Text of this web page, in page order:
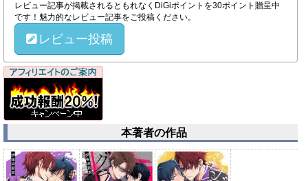
レビュー記事が掲載されるともれなくDiGiポイントを30ポイント贈呈中
です！魅力的なレビュー記事をご投稿ください。
レビュー投稿
本著者の作品